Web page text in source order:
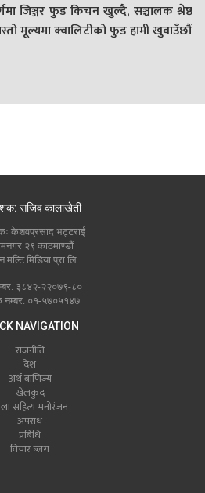
जिञ्जर फुड किचन खुल्दै, सञ्चालक श्रेष्ठ
मूल्यमा क्वालिटीको फुड हामी खुवाउँछौं
सजिव कालाखेती
केशवप्रसाद भट्टराई
२९ काठमाण्डौं
मल्टि मिडिया प्रा लि
३८४२-२२०७९-८०
नम्बर: ०१-५७०५१४७
NAVIGATION
राजनीति
देश
अर्थ बाणिज्य
खेलकुद
सहित्य मनोरंजन
अपराध
प्रबिधि
विचार ब्लग